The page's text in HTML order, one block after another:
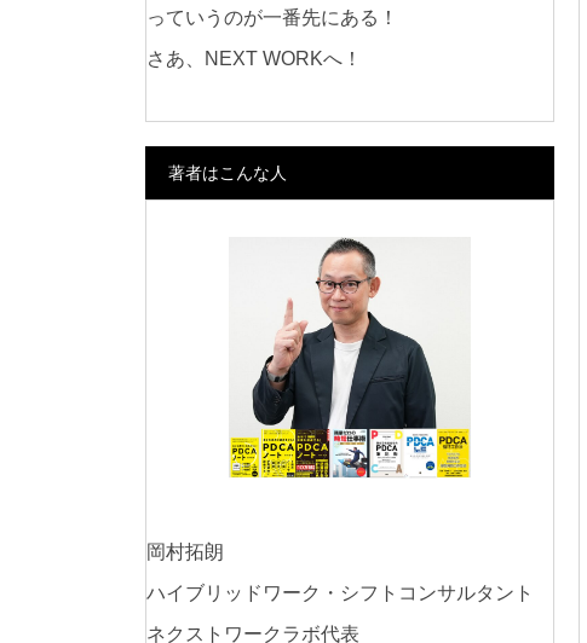
っていうのが一番先にある！
さあ、NEXT WORKへ！
著者はこんな人
岡村拓朗
ハイブリッドワーク・シフトコンサルタント
ネクストワークラボ代表